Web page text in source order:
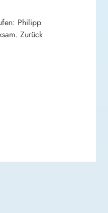
Philipp
Zurück